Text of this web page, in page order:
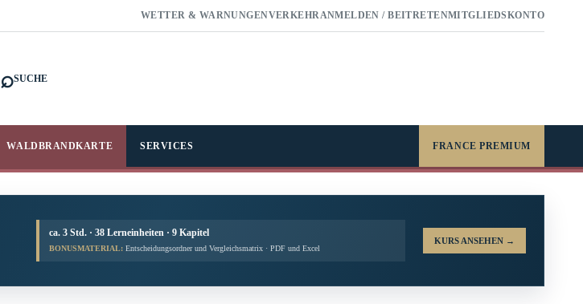
WETTER & WARNUNGENVERKEHRANMELDEN / BEITRETENMITGLIEDSKONTO
⌕SUCHE
WALDBRANDKARTE SERVICES FRANCE PREMIUM
ca. 3 Std. · 38 Lerneinheiten · 9 Kapitel
BONUSMATERIAL: Entscheidungsordner und Vergleichsmatrix · PDF und Excel
KURS ANSEHEN →